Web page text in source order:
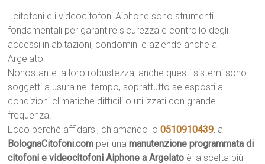
I citofoni e i videocitofoni Aiphone sono strumenti
fondamentali per garantire sicurezza e controllo degli
accessi in abitazioni, condomini e aziende anche a
Argelato.
Nonostante la loro robustezza, anche questi sistemi sono
soggetti a usura nel tempo, soprattutto se esposti a
condizioni climatiche difficili o utilizzati con grande
frequenza.
Ecco perché affidarsi, chiamando lo0510910439, a
BolognaCitofoni.com per unamanutenzione programmata di
citofoni e videocitofoni Aiphone a Argelato è la scelta più